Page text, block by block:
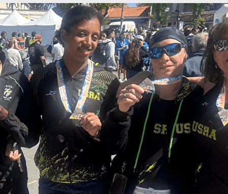
Exporter les lignes sélectionnées
Exporter toutes les colonnes
Exporter uniquement les colonnes affichées
Menu
<
>
Adhésion 2026-2027
L'actu de l'USRA
Les entraînements
Adhésion 2025 2026
Adhésion 2026- 2027
Comité directeur / Nous contacter
Adhésion 2025 2026
Ajoutez un logo, un bouton, des réseaux sociaux
Cliquez pour éditer